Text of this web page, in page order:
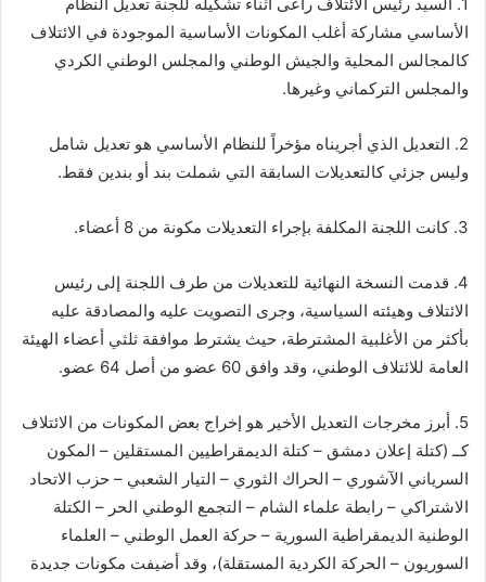
الأساسي مشاركة أغلب المكونات الأساسية الموجودة في الائتلاف
كالمجالس المحلية والجيش الوطني والمجلس الوطني الكردي
والمجلس التركماني وغيرها.
2. التعديل الذي أجريناه مؤخراً للنظام الأساسي هو تعديل شامل
وليس جزئي كالتعديلات السابقة التي شملت بند أو بندين فقط.
3. كانت اللجنة المكلفة بإجراء التعديلات مكونة من 8 أعضاء.
4. قدمت النسخة النهائية للتعديلات من طرف اللجنة إلى رئيس
الائتلاف وهيئته السياسية، وجرى التصويت عليه والمصادقة عليه
بأكثر من الأغلبية المشترطة، حيث يشترط موافقة ثلثي أعضاء الهيئة
العامة للائتلاف الوطني، وقد وافق 60 عضو من أصل 64 عضو.
5. أبرز مخرجات التعديل الأخير هو إخراج بعض المكونات من الائتلاف
كــ (كتلة إعلان دمشق – كتلة الديمقراطيين المستقلين – المكون
السرياني الآشوري – الحراك الثوري – التيار الشعبي – حزب الاتحاد
الاشتراكي – رابطة علماء الشام – التجمع الوطني الحر – الكتلة
الوطنية الديمقراطية السورية – حركة العمل الوطني – العلماء
السوريون – الحركة الكردية المستقلة)، وقد أضيفت مكونات جديدة